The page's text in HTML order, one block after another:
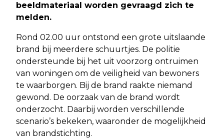
beeldmateriaal worden gevraagd zich te
melden.
Rond 02.00 uur ontstond een grote uitslaande
brand bij meerdere schuurtjes. De politie
ondersteunde bij het uit voorzorg ontruimen
van woningen om de veiligheid van bewoners
te waarborgen. Bij de brand raakte niemand
gewond. De oorzaak van de brand wordt
onderzocht. Daarbij worden verschillende
scenario’s bekeken, waaronder de mogelijkheid
van brandstichting.